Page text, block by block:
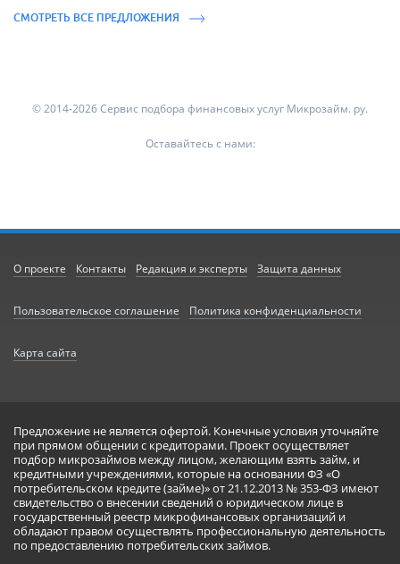
СМОТРЕТЬ ВСЕ ПРЕДЛОЖЕНИЯ
© 2014-2026 Сервис подбора финансовых услуг Микрозайм. ру.
Оставайтесь с нами:
О проекте Контакты Редакция и эксперты Защита данных
Пользовательское соглашение Политика конфиденциальности
Карта сайта
Предложение не является офертой. Конечные условия уточняйте
при прямом общении с кредиторами. Проект осуществляет
подбор микрозаймов между лицом, желающим взять займ, и
кредитными учреждениями, которые на основании ФЗ «О
потребительском кредите (займе)» от 21.12.2013 № 353-ФЗ имеют
свидетельство о внесении сведений о юридическом лице в
государственный реестр микрофинансовых организаций и
обладают правом осуществлять профессиональную деятельность
по предоставлению потребительских займов.